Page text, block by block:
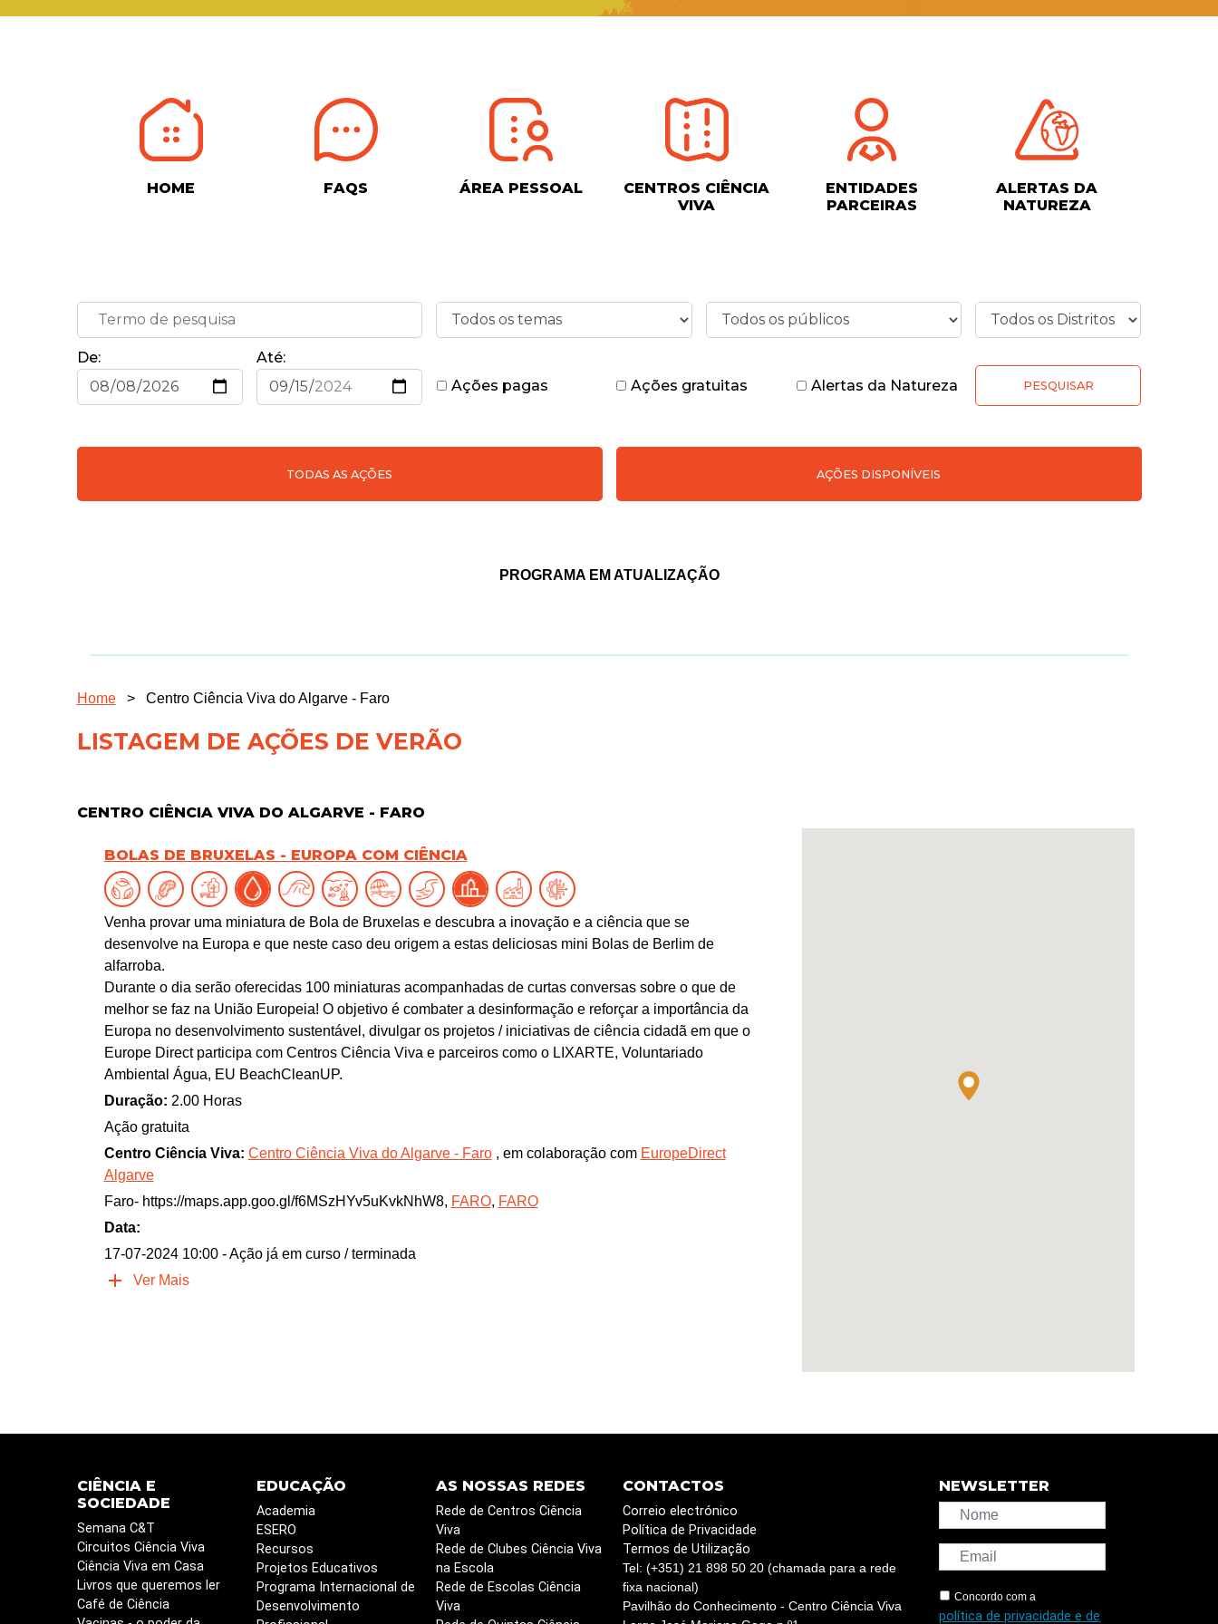
HOME FAQS ÁREA PESSOAL
CENTROS CIÊNCIA
VIVA
ENTIDADES
PARCEIRAS
ALERTAS DA
NATUREZA
De:
Até:
Ações pagas
Ações gratuitas Alertas da Natureza PESQUISAR
TODAS AS AÇÕES AÇÕES DISPONÍVEIS
PROGRAMA EM ATUALIZAÇÃO
Home > Centro Ciência Viva do Algarve - Faro
LISTAGEM DE AÇÕES DE VERÃO
CENTRO CIÊNCIA VIVA DO ALGARVE - FARO
BOLAS DE BRUXELAS - EUROPA COM CIÊNCIA
Venha provar uma miniatura de Bola de Bruxelas e descubra a inovação e a ciência que se
desenvolve na Europa e que neste caso deu origem a estas deliciosas mini Bolas de Berlim de
alfarroba.
Durante o dia serão oferecidas 100 miniaturas acompanhadas de curtas conversas sobre o que de
melhor se faz na União Europeia! O objetivo é combater a desinformação e reforçar a importância da
Europa no desenvolvimento sustentável, divulgar os projetos / iniciativas de ciência cidadã em que o
Europe Direct participa com Centros Ciência Viva e parceiros como o LIXARTE, Voluntariado
Ambiental Água, EU BeachCleanUP.
Duração: 2.00 Horas
Ação gratuita
Centro Ciência Viva: Centro Ciência Viva do Algarve - Faro, em colaboração com EuropeDirect
Algarve
Faro- https://maps.app.goo.gl/f6MSzHYv5uKvkNhW8, FARO, FARO
Data:
17-07-2024 10:00 - Ação já em curso / terminada
Ver Mais
CIÊNCIA E
SOCIEDADE
Semana C&T
Circuitos Ciência Viva
Ciência Viva em Casa
Livros que queremos ler
Café de Ciência
EDUCAÇÃO
Academia
ESERO
Recursos
Projetos Educativos
Programa Internacional de
Desenvolvimento
AS NOSSAS REDES
Rede de Centros Ciência
Viva
Rede de Clubes Ciência Viva
na Escola
Rede de Escolas Ciência
Viva
CONTACTOS
Correio electrónico
Política de Privacidade
Termos de Utilização
Tel: (+351) 21 898 50 20 (chamada para a rede
fixa nacional)
Pavilhão do Conhecimento - Centro Ciência Viva
NEWSLETTER
Concordo com a
política de privacidade e de